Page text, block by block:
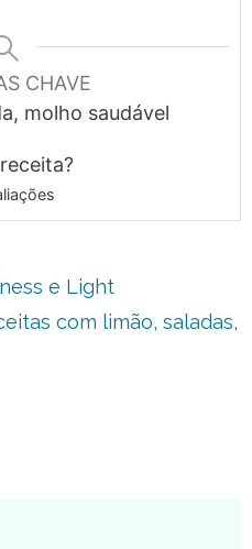
CHAVE
molho saudável
e Light
com limão, saladas,